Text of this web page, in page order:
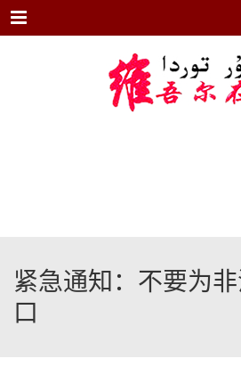
Menu
紧急通知：不要为
口